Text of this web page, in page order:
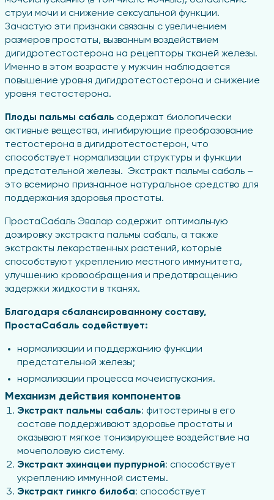
струи мочи и снижение сексуальной функции.
Зачастую эти признаки связаны с увеличением
размеров простаты, вызванным воздействием
дигидротестостерона на рецепторы тканей железы.
Именно в этом возрасте у мужчин наблюдается
повышение уровня дигидротестостерона и снижение
уровня тестостерона.
Плоды пальмы сабаль содержат биологически
активные вещества, ингибирующие преобразование
тестостерона в дигидротестостерон, что
способствует нормализации структуры и функции
предстательной железы. Экстракт пальмы сабаль –
это всемирно признанное натуральное средство для
поддержания здоровья простаты.
ПростаСабаль Эвалар содержит оптимальную
дозировку экстракта пальмы сабаль, а также
экстракты лекарственных растений, которые
способствуют укреплению местного иммунитета,
улучшению кровообращения и предотвращению
задержки жидкости в тканях.
Благодаря сбалансированному составу,
ПростаСабаль содействует:
нормализации и поддержанию функции
предстательной железы;
нормализации процесса мочеиспускания.
Механизм действия компонентов
Экстракт пальмы сабаль: фитостерины в его
составе поддерживают здоровье простаты и
оказывают мягкое тонизирующее воздействие на
мочеполовую систему.
Экстракт эхинацеи пурпурной: способствует
укреплению иммунной системы.
Экстракт гинкго билоба: способствует